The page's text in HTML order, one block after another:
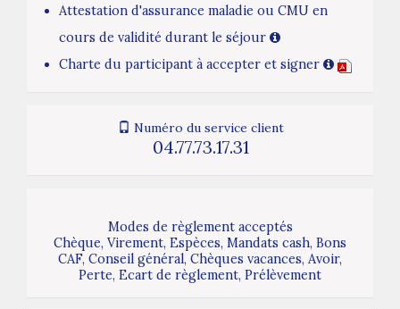
Attestation d'assurance maladie ou CMU en
cours de validité durant le séjour
Charte du participant à accepter et signer
Numéro du service client
04.77.73.17.31
Modes de règlement acceptés
Chèque, Virement, Espèces, Mandats cash, Bons
CAF, Conseil général, Chèques vacances, Avoir,
Perte, Ecart de règlement, Prélèvement